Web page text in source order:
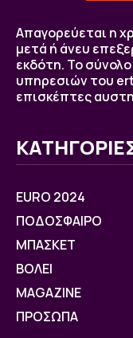
Απαγορεύεται η
μετά ή άνευ
εκδότη. Το
υπηρεσιών του
επισκέπτες
EURO 2024
ΠΟΔΟΣΦΑΙΡΟ
ΜΠΑΣΚΕΤ
ΒOΛΕΙ
MAGAZINE
ΠΡΟΣΩΠΑ